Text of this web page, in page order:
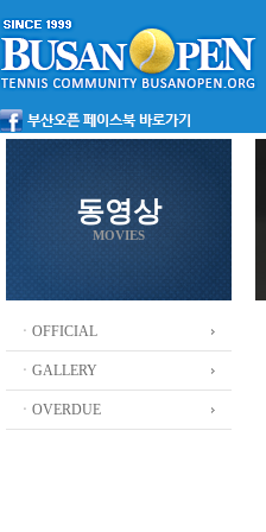
동영상
MOVIES
ㆍOFFICIAL
ㆍGALLERY
ㆍOVERDUE